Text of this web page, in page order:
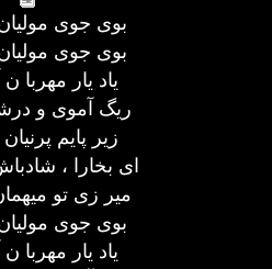
بوی جوی
بوی جوی
یاد یار مهربا
ریگ آموی و
زیر پایم
ای بخارا ،
میر زی تو
بوی جوی
یاد یار مهربا